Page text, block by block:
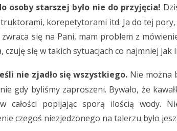
osoby starszej było nie do przyjęcia!
korepetytorami itd. Ja do tej
się na Pani, mam problem z
czuję się w takich sytuacjach co najmniej jak
nie zjadło się wszystkiego. Nie można
gdy byliśmy zaproszeni. Bywało, że
w całości popijając sporą ilością wody.
czegoś niezjedzonego na talerzu było